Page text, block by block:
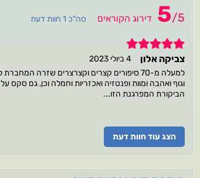
5/5 דירוג הקוראים סה"כ 1 חוות דעת
5
צביקה אלון
4 ביולי 2023
למעלה מ-70 סיפורים קצרים וקצרצרים שזרה
וגוף ואהבה ומוות ופנטזיה ואכזריות וחמלה וכן, גם
הביקורת המפרגנת הזו...
הצג עוד חוות דעת